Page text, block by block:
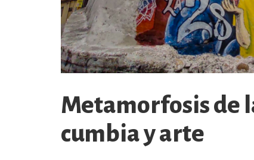
Metamorfosis de
cumbia y arte